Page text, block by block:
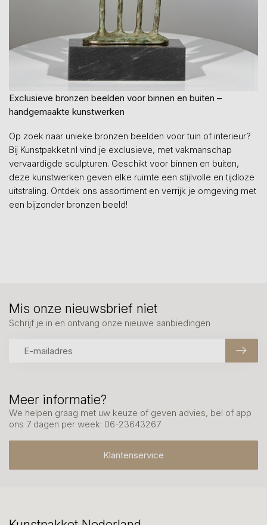
Exclusieve bronzen beelden voor binnen en buiten –
handgemaakte kunstwerken
Op zoek naar unieke bronzen beelden voor tuin of interieur?
Bij Kunstpakket.nl vind je exclusieve, met vakmanschap
vervaardigde sculpturen. Geschikt voor binnen en buiten,
deze kunstwerken geven elke ruimte een stijlvolle en tijdloze
uitstraling. Ontdek ons assortiment en verrijk je omgeving met
een bijzonder bronzen beeld!
Meer informatie?
We helpen graag met uw keuze of geven advies, bel of app
ons 7 dagen per week: 06-23643267
Klantenservice
Mis onze nieuwsbrief niet
Schrijf je in en ontvang onze nieuwe aanbiedingen